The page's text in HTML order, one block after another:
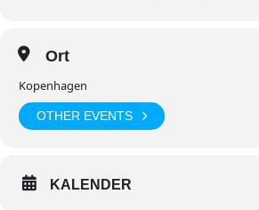
Ort
Kopenhagen
OTHER EVENTS
KALENDER